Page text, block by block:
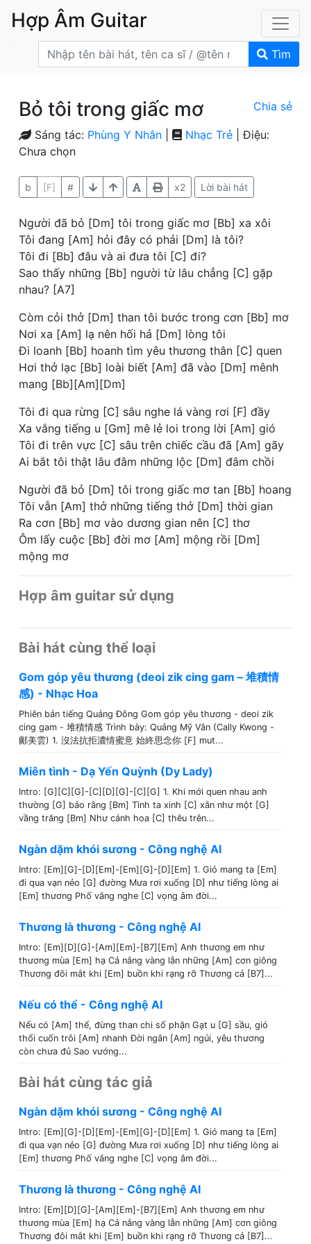
Hợp Âm Guitar
Tìm
Bỏ tôi trong giấc mơ Chia sẻ
Sáng tác: Phùng Y Nhân Nhạc Trẻ | Điệu:
Chưa chọn
b [F] # x2 Lời bài hát
Người đã bỏ [Dm] tôi trong giấc mơ [Bb] xa xôi
Tôi đang [Am] hỏi đây có phải [Dm] là tôi?
Tôi đi [Bb] đâu và ai đưa tôi [C] đi?
Sao thấy những [Bb] người từ lâu chẳng [C] gặp
nhau? [A7]
Còm cỏi thở [Dm] than tôi bước trong cơn [Bb] mơ
Nơi xa [Am] lạ nên hối hả [Dm] lòng tôi
Đi loanh [Bb] hoanh tìm yêu thương thân [C] quen
Hơi thở lạc [Bb] loài biết [Am] đã vào [Dm] mênh
mang [Bb][Am][Dm]
Tôi đi qua rừng [C] sâu nghe lá vàng rơi [F] đầy
Xa vắng tiếng u [Gm] mê lẻ loi trong lời [Am] gió
Tôi đi trên vực [C] sâu trên chiếc cầu đã [Am] gãy
Ai bắt tôi thật lâu đâm những lộc [Dm] đâm chồi
Người đã bỏ [Dm] tôi trong giấc mơ tan [Bb] hoang
Tôi vẫn [Am] thở những tiếng thở [Dm] thời gian
Ra cơn [Bb] mơ vào dương gian nên [C] thơ
Ôm lấy cuộc [Bb] đời mơ [Am] mộng rồi [Dm]
mộng mơ
Hợp âm guitar sử dụng
Bài hát cùng thể loại
Gom góp yêu thương (deoi zik cing gam – 堆積情
感) - Nhạc Hoa
Phiên bản tiếng Quảng Đông Gom góp yêu thương - deoi zik
cing gam - 堆積情感 Trình bày: Quảng Mỹ Vân (Cally Kwong -
鄺美雲) 1. 沒法抗拒濃情蜜意 始終思念你 [F] mut...
Miên tình - Dạ Yến Quỳnh (Dy Lady)
Intro: [G][C][G]-[C][D][G]-[C][G] 1. Khi mới quen nhau anh
thường [G] bảo rằng [Bm] Tình ta xinh [C] xắn như một [G]
vầng trăng [Bm] Như cánh hoa [C] thêu trên...
Ngàn dặm khói sương - Công nghệ AI
Intro: [Em][G]-[D][Em]-[Em][G]-[D][Em] 1. Gió mang ta [Em]
đi qua vạn nẻo [G] đường Mưa rơi xuống [D] như tiếng lòng ai
[Em] thương Phố vắng nghe [C] vọng âm đời...
Thương là thương - Công nghệ AI
Intro: [Em][D][G]-[Am][Em]-[B7][Em] Anh thương em như
thương mùa [Em] hạ Cả nắng vàng lẫn những [Am] cơn giông
Thương đôi mắt khi [Em] buồn khi rạng rỡ Thương cả [B7]...
Nếu có thể - Công nghệ AI
Nếu có [Am] thể, đừng than chi số phận Gạt u [G] sầu, gió
thổi cuốn trôi [Am] nhanh Đời ngắn [Am] ngủi, yêu thương
còn chưa đủ Sao vướng...
Bài hát cùng tác giả
Ngàn dặm khói sương - Công nghệ AI
Intro: [Em][G]-[D][Em]-[Em][G]-[D][Em] 1. Gió mang ta [Em]
đi qua vạn nẻo [G] đường Mưa rơi xuống [D] như tiếng lòng ai
[Em] thương Phố vắng nghe [C] vọng âm đời...
Thương là thương - Công nghệ AI
Intro: [Em][D][G]-[Am][Em]-[B7][Em] Anh thương em như
thương mùa [Em] hạ Cả nắng vàng lẫn những [Am] cơn giông
Thương đôi mắt khi [Em] buồn khi rạng rỡ Thương cả [B7]...